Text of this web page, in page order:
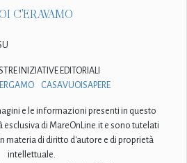
C'ERAVAMO
INIZIATIVE EDITORIALI
CASAVUOISAPERE
e le informazioni presenti in questo
di MareOnLine.it e sono tutelati
materia di diritto d'autore e di proprietà
intellettuale.